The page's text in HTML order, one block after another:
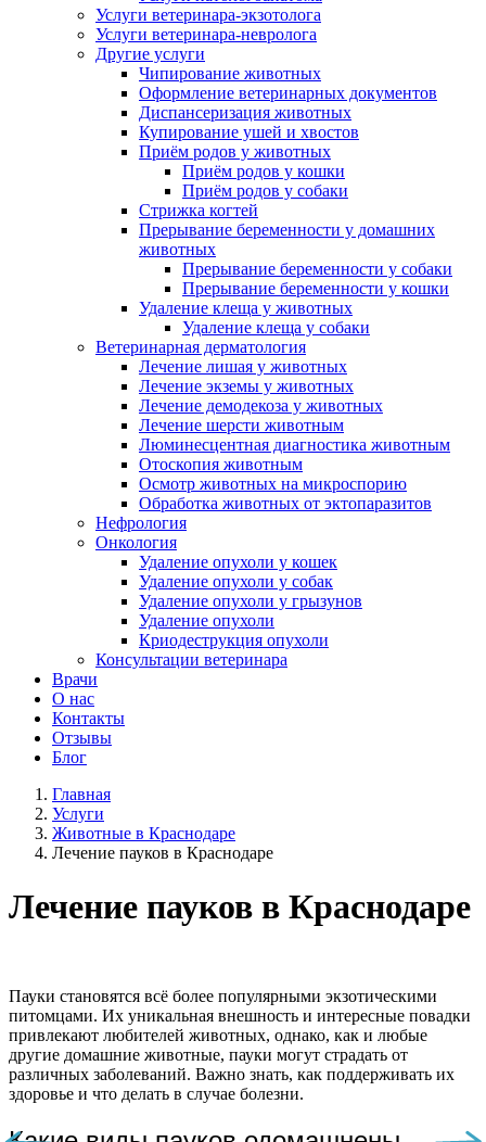
Услуги ветеринара-экзотолога
Услуги ветеринара-невролога
Другие услуги
Чипирование животных
Оформление ветеринарных документов
Диспансеризация животных
Купирование ушей и хвостов
Приём родов у животных
Приём родов у кошки
Приём родов у собаки
Стрижка когтей
Прерывание беременности у домашних
животных
Прерывание беременности у собаки
Прерывание беременности у кошки
Удаление клеща у животных
Удаление клеща у собаки
Ветеринарная дерматология
Лечение лишая у животных
Лечение экземы у животных
Лечение демодекоза у животных
Лечение шерсти животным
Люминесцентная диагностика животным
Отоскопия животным
Осмотр животных на микроспорию
Обработка животных от эктопаразитов
Нефрология
Онкология
Удаление опухоли у кошек
Удаление опухоли у собак
Удаление опухоли у грызунов
Удаление опухоли
Криодеструкция опухоли
Консультации ветеринара
Врачи
О нас
Контакты
Отзывы
Блог
Главная
Услуги
Животные в Краснодаре
Лечение пауков в Краснодаре
Лечение пауков в Краснодаре
Пауки становятся всё более популярными экзотическими
питомцами. Их уникальная внешность и интересные повадки
привлекают любителей животных, однако, как и любые
другие домашние животные, пауки могут страдать от
различных заболеваний. Важно знать, как поддерживать их
здоровье и что делать в случае болезни.